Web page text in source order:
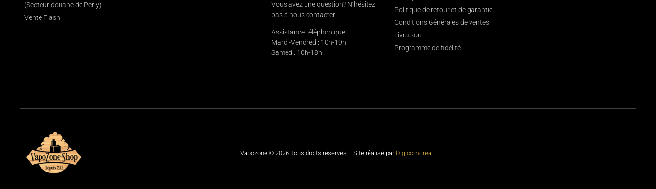
(Secteur douane de Perly)
Vente Flash
Vous avez une question? N’hésitez
pas à nous contacter
Assistance téléphonique:
Mardi-Vendredi: 10h-19h
Samedi: 10h-18h
Politique de retour et de garantie
Conditions Générales de ventes
Livraison
Programme de fidélité
Vapozone © 2026 Tous droits réservés – Site réalisé par Digicomcrea